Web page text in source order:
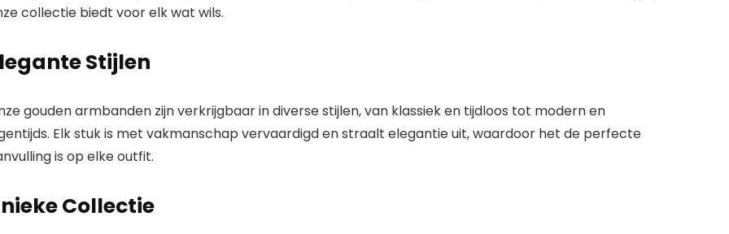
collectie biedt voor elk wat wils.
Stijlen
gouden armbanden zijn verkrijgbaar in diverse stijlen, van klassiek en tijdloos tot modern en
Elk stuk is met vakmanschap vervaardigd en straalt elegantie uit, waardoor het de perfecte
is op elke outfit.
Collectie